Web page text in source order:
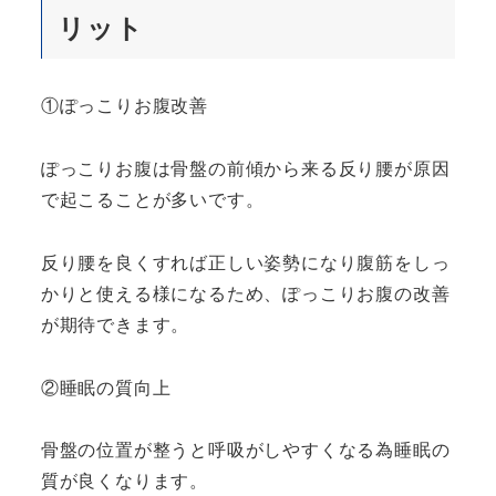
リット
①ぽっこりお腹改善
ぽっこりお腹は骨盤の前傾から来る反り腰が原因
で起こることが多いです。
反り腰を良くすれば正しい姿勢になり腹筋をしっ
かりと使える様になるため、ぽっこりお腹の改善
が期待できます。
②睡眠の質向上
骨盤の位置が整うと呼吸がしやすくなる為睡眠の
質が良くなります。